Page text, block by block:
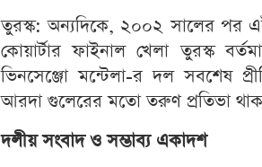
তুরস্ক: অন্যদিকে, ২০০২ সালের পর
কোয়ার্টার ফাইনাল খেলা তুরস্ক
ভিনসেঞ্জো মন্টেলা-র দল সবশেষ
আরদা গুলেরের মতো তরুণ প্রতিভা
দলীয় সংবাদ ও সম্ভাব্য একাদশ